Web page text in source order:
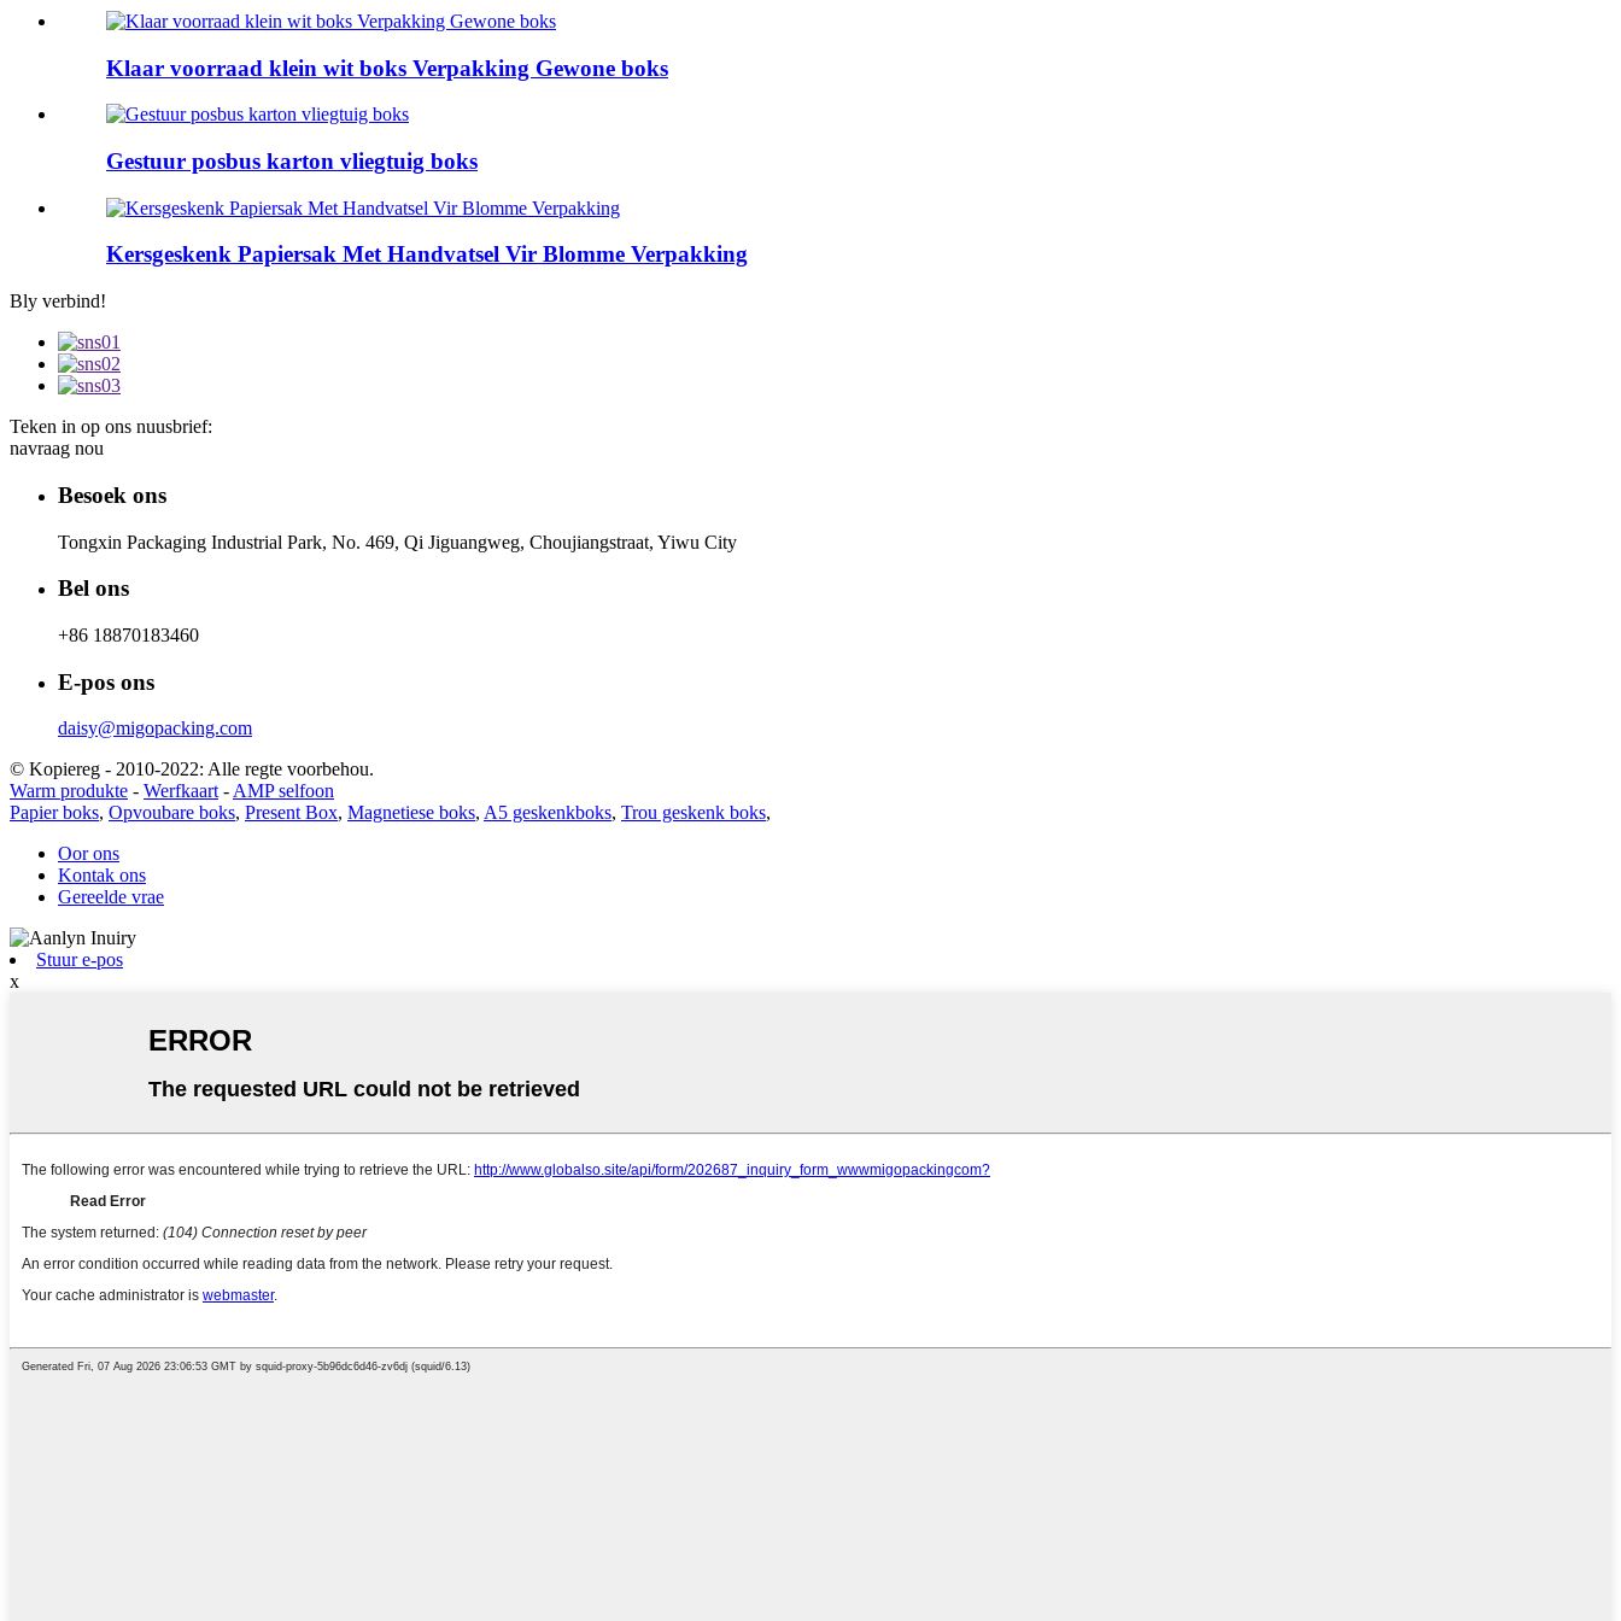
Klaar voorraad klein wit boks Verpakking Gewone boks
Gestuur posbus karton vliegtuig boks
Kersgeskenk Papiersak Met Handvatsel Vir Blomme Verpakking
Bly verbind!
Teken in op ons nuusbrief:
navraag nou
Besoek ons
Tongxin Packaging Industrial Park, No. 469, Qi Jiguangweg, Choujiangstraat, Yiwu City
Bel ons
+86 18870183460
E-pos ons
daisy@migopacking.com
© Kopiereg - 2010-2022: Alle regte voorbehou.
Warm produkte - Werfkaart-AMP selfoon
Papier boks, Opvoubare boks, Present Box, Magnetiese boks, A5 geskenkboks, Trou geskenk boks,
Oor ons
Kontak ons
Gereelde vrae
Stuur e-pos
x